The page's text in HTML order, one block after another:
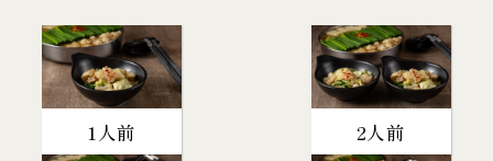
1人前 2人前